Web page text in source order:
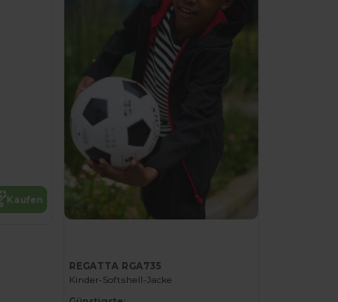
Kaufen
REGATTA RGA735
Kinder-Softshell-Jacke